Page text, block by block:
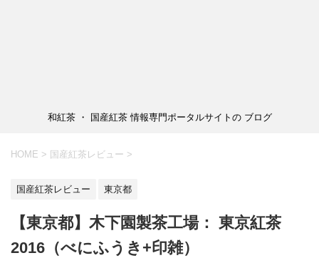
和紅茶 ・ 国産紅茶 情報専門ポータルサイトの ブログ
HOME > 国産紅茶レビュー >
国産紅茶レビュー 東京都
【東京都】木下園製茶工場： 東京紅茶
2016（べにふうき+印雑）